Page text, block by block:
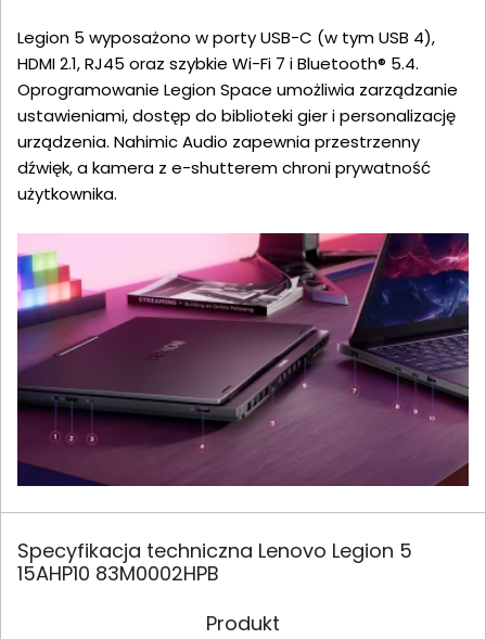
Legion 5 wyposażono w porty USB-C (w tym USB 4),
HDMI 2.1, RJ45 oraz szybkie Wi-Fi 7 i Bluetooth® 5.4.
Oprogramowanie Legion Space umożliwia zarządzanie
ustawieniami, dostęp do biblioteki gier i personalizację
urządzenia. Nahimic Audio zapewnia przestrzenny
dźwięk, a kamera z e-shutterem chroni prywatność
użytkownika.
Specyfikacja techniczna Lenovo Legion 5
15AHP10 83M0002HPB
Produkt